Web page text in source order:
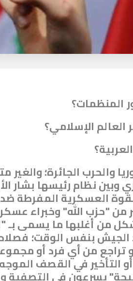
المنظمات؟
الإسلامي؟
والحرب الجائرة؛ والغير
وبين نظام رئيسها بشار
العسكرية المفرطة
من "حزب الله" وخبراء
من أغلبها ما يسمى بـ
بنفس الوقت؛
تراجع من أي فرد أو
التأخير في القصف الموجه
يسرعون في التصفية